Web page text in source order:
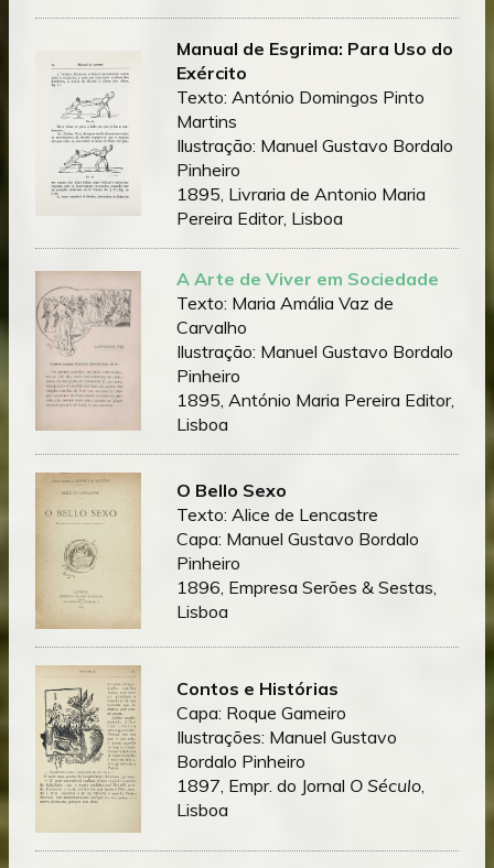
Manual de Esgrima: Para Uso do
Exército
Texto: António Domingos Pinto
Martins
Ilustração: Manuel Gustavo Bordalo
Pinheiro
1895, Livraria de Antonio Maria
Pereira Editor, Lisboa
A Arte de Viver em Sociedade
Texto: Maria Amália Vaz de
Carvalho
Ilustração: Manuel Gustavo Bordalo
Pinheiro
1895, António Maria Pereira Editor,
Lisboa
O Bello Sexo
Texto: Alice de Lencastre
Capa: Manuel Gustavo Bordalo
Pinheiro
1896, Empresa Serões & Sestas,
Lisboa
Contos e Histórias
Capa: Roque Gameiro
Ilustrações: Manuel Gustavo
Bordalo Pinheiro
1897, Empr. do Jornal O Século
Lisboa